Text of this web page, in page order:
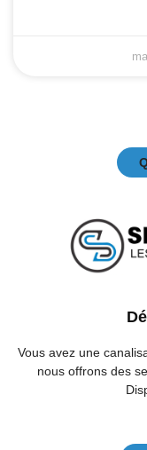
Vous avez une
nous offrons des